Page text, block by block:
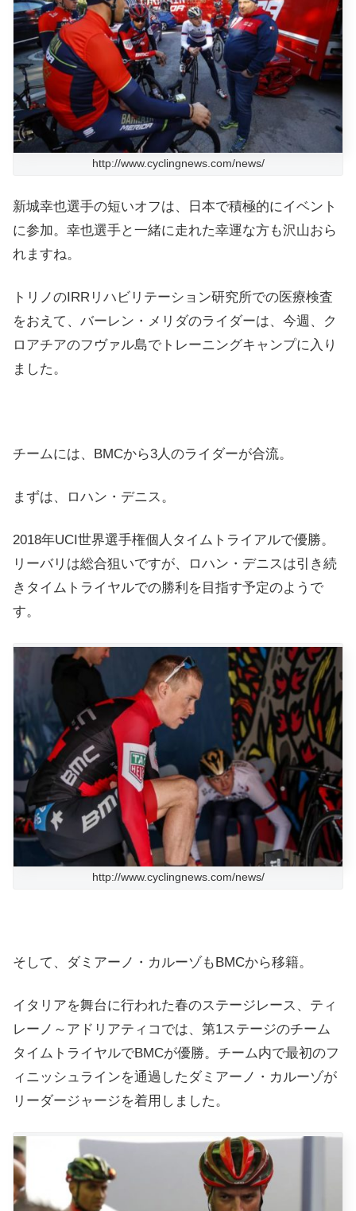
http://www.cyclingnews.com/news/
新城幸也選手の短いオフは、日本で積極的にイベント
に参加。幸也選手と一緒に走れた幸運な方も沢山おら
れますね。
トリノのIRRリハビリテーション研究所での医療検査
をおえて、バーレン・メリダのライダーは、今週、ク
ロアチアのフヴァル島でトレーニングキャンプに入り
ました。
チームには、BMCから3人のライダーが合流。
まずは、ロハン・デニス。
2018年UCI世界選手権個人タイムトライアルで優勝。
リーバリは総合狙いですが、ロハン・デニスは引き続
きタイムトライヤルでの勝利を目指す予定のようで
す。
http://www.cyclingnews.com/news/
そして、ダミアーノ・カルーゾもBMCから移籍。
イタリアを舞台に行われた春のステージレース、ティ
レーノ～アドリアティコでは、第1ステージのチーム
タイムトライヤルでBMCが優勝。チーム内で最初のフ
ィニッシュラインを通過したダミアーノ・カルーゾが
リーダージャージを着用しました。